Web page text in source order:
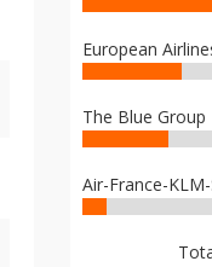
European
The Blue Group
Air-France-KLM-